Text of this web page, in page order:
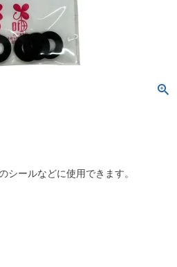
シールなどに使用できます。